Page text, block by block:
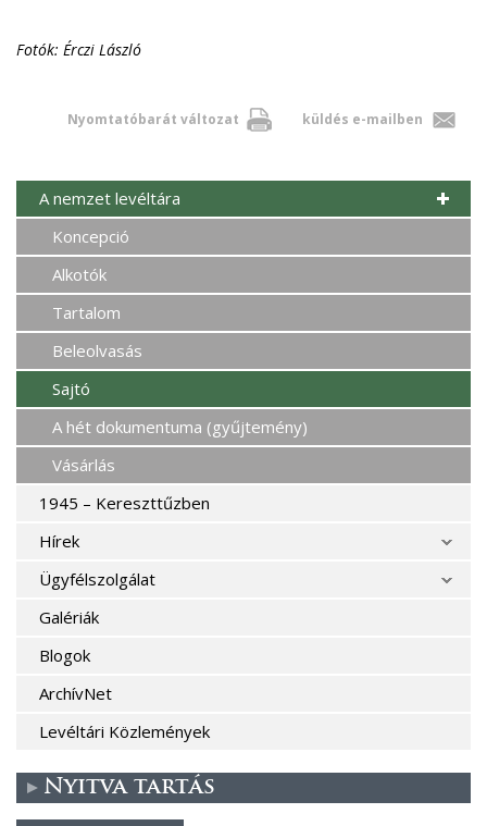
Fotók: Érczi László
Nyomtatóbarát változat küldés e-mailben
A nemzet levéltára
Koncepció
Alkotók
Tartalom
Beleolvasás
Sajtó
A hét dokumentuma (gyűjtemény)
Vásárlás
1945 – Kereszttűzben
Hírek
Ügyfélszolgálat
Galériák
Blogok
ArchívNet
Levéltári Közlemények
Nyitva tartás